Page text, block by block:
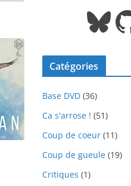
Bluesky GitHub
Catégories
Base DVD (36)
Ca s'arrose ! (51)
Coup de coeur (11)
Coup de gueule (19)
Critiques (1)